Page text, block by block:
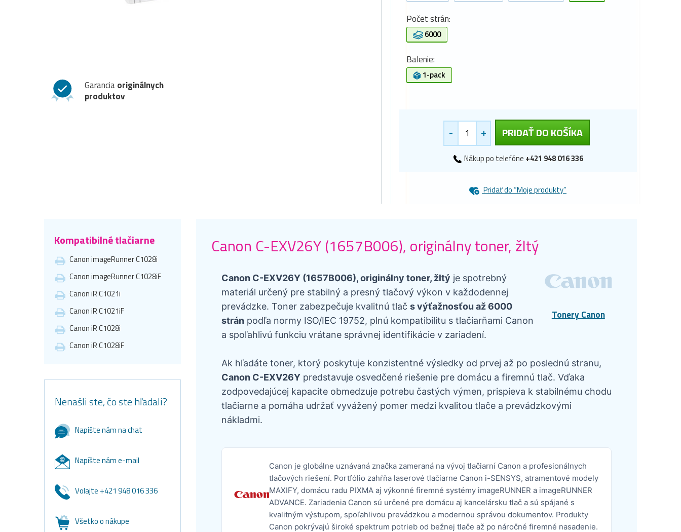
Garanciaoriginálnych
produktov
Počet strán:
6000
Balenie:
1-pack
- + PRIDAŤ DO KOŠÍKA
Nákup po telefóne +421 948 016 336
Pridať do “Moje produkty”
Kompatibilné tlačiarne
Canon imageRunner C1028i
Canon imageRunner C1028iF
Canon iR C1021i
Canon iR C1021iF
Canon iR C1028i
Canon iR C1028iF
Nenašli ste, čo ste hľadali?
Napište nám na chat
Napíšte nám e-mail
Volajte +421 948 016 336
Všetko o nákupe
Canon C-EXV26Y (1657B006), originálny toner, žltý
Tonery Canon
Canon C-EXV26Y (1657B006), originálny toner, žltý je spotrebný
materiál určený pre stabilný a presný tlačový výkon v každodennej
prevádzke. Toner zabezpečuje kvalitnú tlač s výťažnosťou až 6000
strán podľa normy ISO/IEC 19752, plnú kompatibilitu s tlačiarňami Canon
a spoľahlivú funkciu vrátane správnej identifikácie v zariadení.
Ak hľadáte toner, ktorý poskytuje konzistentné výsledky od prvej až po poslednú stranu,
Canon C-EXV26Y predstavuje osvedčené riešenie pre domácu a firemnú tlač. Vďaka
zodpovedajúcej kapacite obmedzuje potrebu častých výmen, prispieva k stabilnému chodu
tlačiarne a pomáha udržať vyvážený pomer medzi kvalitou tlače a prevádzkovými
nákladmi.
Canon je globálne uznávaná značka zameraná na vývoj tlačiarní Canon a profesionálnych
tlačových riešení. Portfólio zahŕňa laserové tlačiarne Canon i-SENSYS, atramentové modely
MAXIFY, domácu radu PIXMA aj výkonné firemné systémy imageRUNNER a imageRUNNER
ADVANCE. Zariadenia Canon sú určené pre domácu aj kancelársku tlač a sú spájané s
kvalitným výstupom, spoľahlivou prevádzkou a modernou správou dokumentov. Produkty
Canon pokrývajú široké spektrum potrieb od bežnej tlače až po náročné firemné nasadenie.